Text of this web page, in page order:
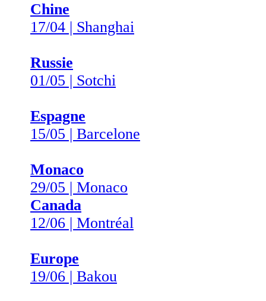
Chine
17/04 | Shanghai
Russie
01/05 | Sotchi
Espagne
15/05 | Barcelone
Monaco
29/05 | Monaco
Canada
12/06 | Montréal
Europe
19/06 | Bakou